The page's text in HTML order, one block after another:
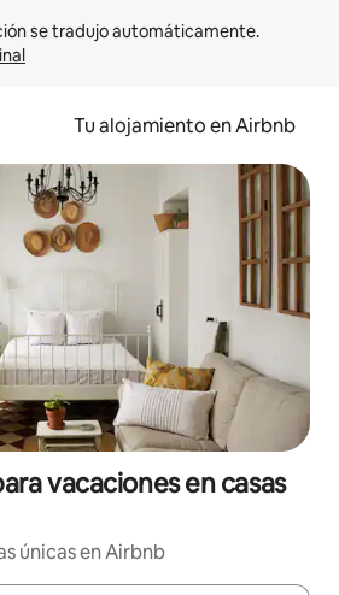
Tu alojamiento en Airbnb
vacaciones en casas
únicas en Airbnb